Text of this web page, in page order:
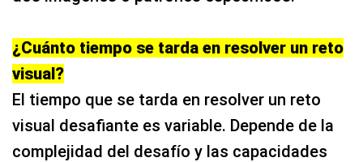
¿Cuánto tiempo se tarda en resolver un reto
visual?
El tiempo que se tarda en resolver un reto
visual desafiante es variable. Depende de la
complejidad del desafío y las capacidades